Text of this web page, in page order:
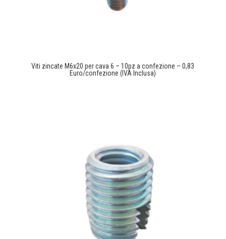
Viti zincate M6x20 per cava 6 – 10pz a confezione – 0,83
Euro/confezione (IVA Inclusa)